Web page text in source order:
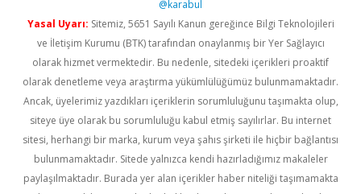
@karabul
Yasal Uyarı: Sitemiz, 5651 Sayılı Kanun gereğince Bilgi Teknolojileri
ve İletişim Kurumu (BTK) tarafından onaylanmış bir Yer Sağlayıcı
olarak hizmet vermektedir. Bu nedenle, sitedeki içerikleri proaktif
olarak denetleme veya araştırma yükümlülüğümüz bulunmamaktadır.
Ancak, üyelerimiz yazdıkları içeriklerin sorumluluğunu taşımakta olup,
siteye üye olarak bu sorumluluğu kabul etmiş sayılırlar. Bu internet
sitesi, herhangi bir marka, kurum veya şahıs şirketi ile hiçbir bağlantısı
bulunmamaktadır. Sitede yalnızca kendi hazırladığımız makaleler
paylaşılmaktadır. Burada yer alan içerikler haber niteliği taşımamakta